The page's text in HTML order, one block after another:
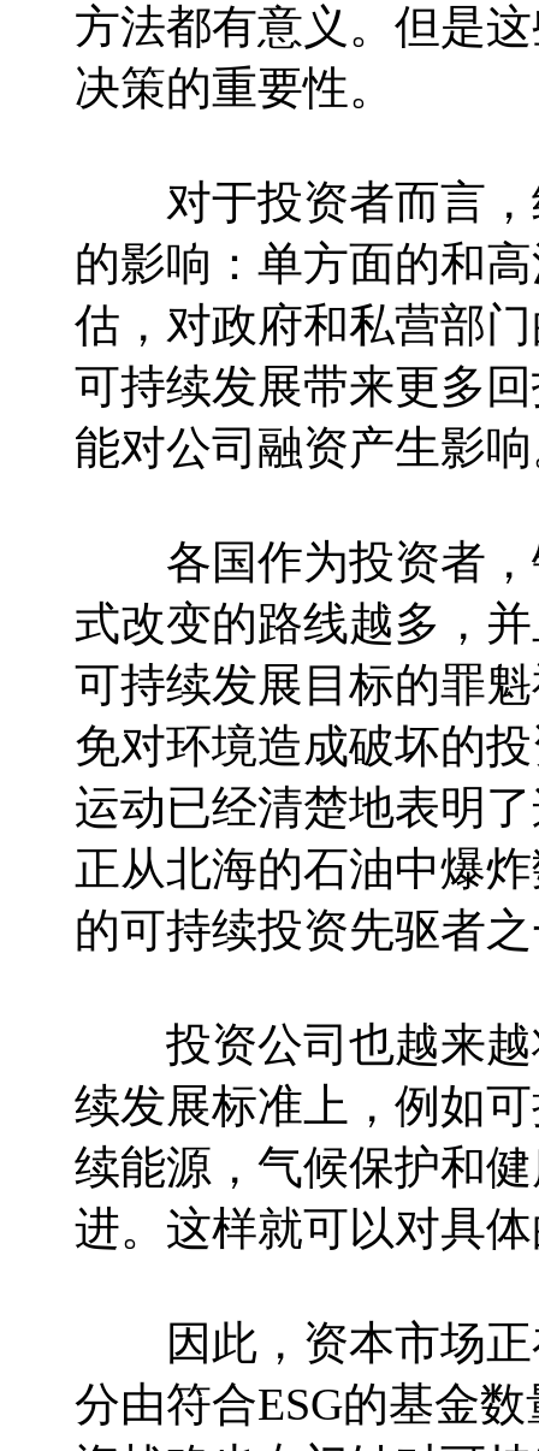
方法都有意义。但是
决策的重要性。
对于投资者而言，
的影响：单方面的和
估，对政府和私营部
可持续发展带来更多
能对公司融资产生影
各国作为投资者，
式改变的路线越多，
可持续发展目标的罪
免对环境造成破坏的
运动已经清楚地表明
正从北海的石油中爆
的可持续投资先驱者
投资公司也越来越
续发展标准上，例如
续能源，气候保护和
进。这样就可以对具
因此，资本市场正
分由符合ESG的基金